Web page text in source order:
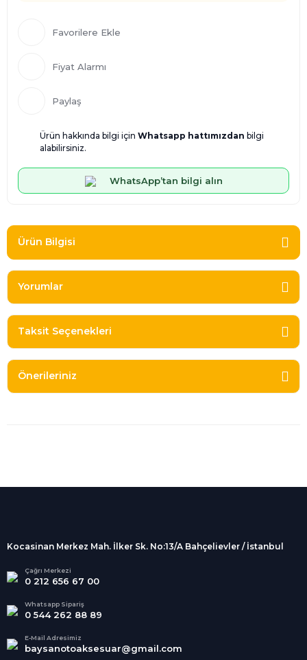
Fiyat Alarmı
Paylaş
Ürün hakkında bilgi için Whatsapp hattımızdan bilgi
alabilirsiniz.
WhatsApp’tan bilgi alın
Ürün Bilgisi
Yorumlar
Taksit Seçenekleri
Önerileriniz
Alışveriş
kargolanmaktadır.
Tüm Kredi Kartlarına taksit
seçenekleri
Kocasinan Merkez Mah. İlker Sk. No:13/A Bahçelievler / İstanbul
Çağrı Merkezi
0 212 656 67 00
Whatsapp Sipariş
0 544 262 88 89
E-Mail Adresimiz
baysanotoaksesuar@gmail.com